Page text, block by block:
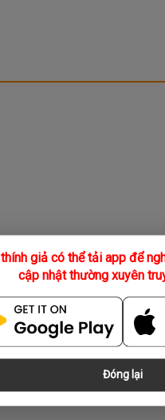
giả có thể tải app để
cập nhật thường xuyên
Đóng lại